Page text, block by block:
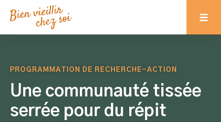
PROGRAMMATION DE RECHERCHE-ACTION
Une communauté tissée
serrée pour du répit